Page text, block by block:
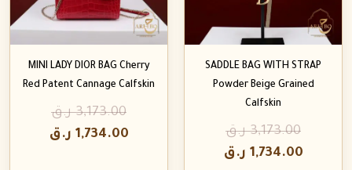
SADDLE BAG WITH STRAP
Powder Beige Grained
Calfskin
3,173.00 ر.ق
1,734.00 ر.ق
MINI LADY DIOR BAG Cherry
Red Patent Cannage Calfskin
3,173.00 ر.ق
1,734.00 ر.ق